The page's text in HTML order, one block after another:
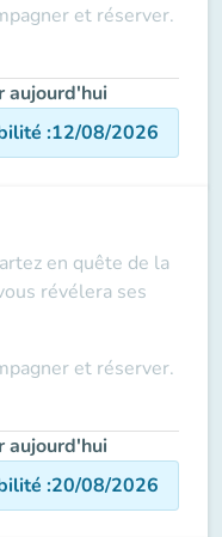
et réserver.
aujourd'hui
:12/08/2026
en quête de la
révélera ses
et réserver.
aujourd'hui
:20/08/2026